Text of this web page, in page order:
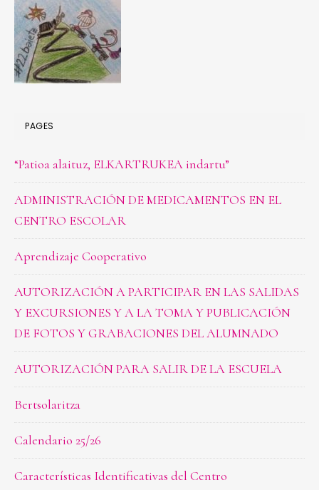
PAGES
“Patioa alaituz, ELKARTRUKEA indartu”
ADMINISTRACIÓN DE MEDICAMENTOS EN EL
CENTRO ESCOLAR
Aprendizaje Cooperativo
AUTORIZACIÓN A PARTICIPAR EN LAS SALIDAS
Y EXCURSIONES Y A LA TOMA Y PUBLICACIÓN
DE FOTOS Y GRABACIONES DEL ALUMNADO
AUTORIZACIÓN PARA SALIR DE LA ESCUELA
Bertsolaritza
Calendario 25/26
Características Identificativas del Centro